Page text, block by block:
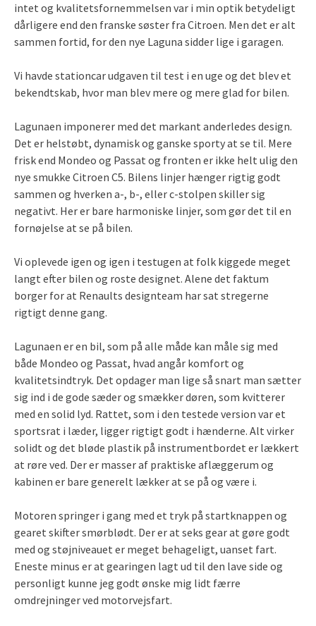
intet og kvalitetsfornemmelsen var i min optik betydeligt
dårligere end den franske søster fra Citroen. Men det er alt
sammen fortid, for den nye Laguna sidder lige i garagen.
Vi havde stationcar udgaven til test i en uge og det blev et
bekendtskab, hvor man blev mere og mere glad for bilen.
Lagunaen imponerer med det markant anderledes design.
Det er helstøbt, dynamisk og ganske sporty at se til. Mere
frisk end Mondeo og Passat og fronten er ikke helt ulig den
nye smukke Citroen C5. Bilens linjer hænger rigtig godt
sammen og hverken a-, b-, eller c-stolpen skiller sig
negativt. Her er bare harmoniske linjer, som gør det til en
fornøjelse at se på bilen.
Vi oplevede igen og igen i testugen at folk kiggede meget
langt efter bilen og roste designet. Alene det faktum
borger for at Renaults designteam har sat stregerne
rigtigt denne gang.
Lagunaen er en bil, som på alle måde kan måle sig med
både Mondeo og Passat, hvad angår komfort og
kvalitetsindtryk. Det opdager man lige så snart man sætter
sig ind i de gode sæder og smækker døren, som kvitterer
med en solid lyd. Rattet, som i den testede version var et
sportsrat i læder, ligger rigtigt godt i hænderne. Alt virker
solidt og det bløde plastik på instrumentbordet er lækkert
at røre ved. Der er masser af praktiske aflæggerum og
kabinen er bare generelt lækker at se på og være i.
Motoren springer i gang med et tryk på startknappen og
gearet skifter smørblødt. Der er at seks gear at gøre godt
med og støjniveauet er meget behageligt, uanset fart.
Eneste minus er at gearingen lagt ud til den lave side og
personligt kunne jeg godt ønske mig lidt færre
omdrejninger ved motorvejsfart.